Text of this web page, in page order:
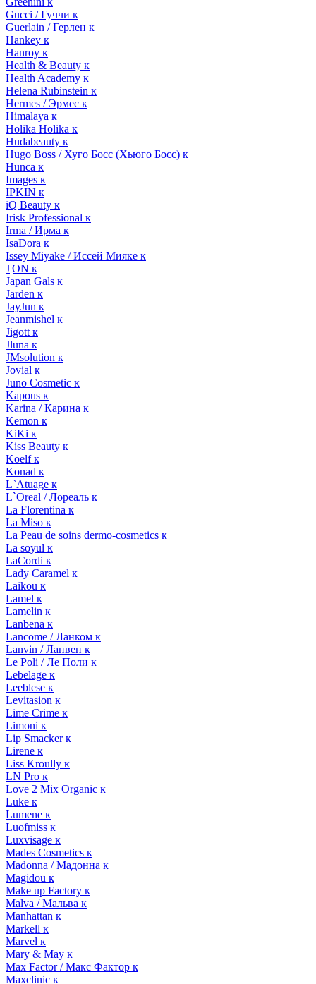
Gucci / Гуччи к
Guerlain / Герлен к
Hankey к
Hanroy к
Health & Beauty к
Health Academy к
Helena Rubinstein к
Hermes / Эрмес к
Himalaya к
Holika Holika к
Hudabeauty к
Hugo Boss / Хуго Босс (Хьюго Босс) к
Hunca к
Images к
IPKIN к
iQ Beauty к
Irisk Professional к
Irma / Ирма к
IsaDora к
Issey Miyake / Иссей Мияке к
J|ON к
Japan Gals к
Jarden к
JayJun к
Jeanmishel к
Jigott к
Jluna к
JMsolution к
Jovial к
Juno Cosmetic к
Kapous к
Karina / Карина к
Kemon к
KiKi к
Kiss Beauty к
Koelf к
Konad к
L`Atuage к
L`Oreal / Лореаль к
La Florentina к
La Miso к
La Peau de soins dermo-cosmetics к
La soyul к
LaCordi к
Lady Caramel к
Laikou к
Lamel к
Lamelin к
Lanbena к
Lancome / Ланком к
Lanvin / Ланвен к
Le Poli / Ле Поли к
Lebelage к
Leeblese к
Levitasion к
Lime Crime к
Limoni к
Lip Smacker к
Lirene к
Liss Kroully к
LN Pro к
Love 2 Mix Organic к
Luke к
Lumene к
Luofmiss к
Luxvisage к
Mades Cosmetics к
Madonna / Мадонна к
Magidou к
Make up Factory к
Malva / Мальва к
Manhattan к
Markell к
Marvel к
Mary & May к
Max Factor / Макс Фактор к
Maxclinic к